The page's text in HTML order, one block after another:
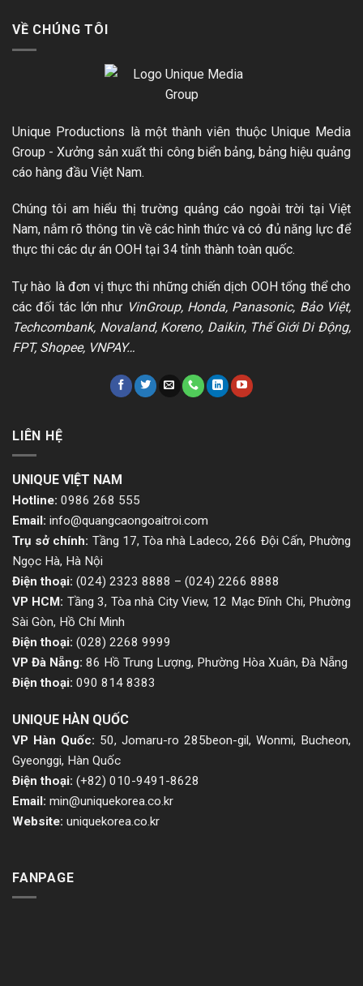
VỀ CHÚNG TÔI
Unique Productions là một thành viên thuộc Unique Media
Group - Xưởng sản xuất thi công biển bảng, bảng hiệu quảng
cáo hàng đầu Việt Nam.
Chúng tôi am hiểu thị trường quảng cáo ngoài trời tại Việt
Nam, nắm rõ thông tin về các hình thức và có đủ năng lực để
thực thi các dự án OOH tại 34 tỉnh thành toàn quốc.
Tự hào là đơn vị thực thi những chiến dịch OOH tổng thể cho
các đối tác lớn như VinGroup, Honda, Panasonic, Bảo Việt,
Techcombank, Novaland, Koreno, Daikin, Thế Giới Di Động,
FPT, Shopee, VNPAY…
LIÊN HỆ
UNIQUE VIỆT NAM
Hotline: 0986 268 555
Email: info@quangcaongoaitroi.com
Trụ sở chính: Tầng 17, Tòa nhà Ladeco, 266 Đội Cấn, Phường
Ngọc Hà, Hà Nội
Điện thoại: (024) 2323 8888 – (024) 2266 8888
VP HCM: Tầng 3, Tòa nhà City View, 12 Mạc Đĩnh Chi, Phường
Sài Gòn, Hồ Chí Minh
Điện thoại: (028) 2268 9999
VP Đà Nẵng: 86 Hồ Trung Lượng, Phường Hòa Xuân, Đà Nẵng
Điện thoại: 090 814 8383
UNIQUE HÀN QUỐC
VP Hàn Quốc: 50, Jomaru-ro 285beon-gil, Wonmi, Bucheon,
Gyeonggi, Hàn Quốc
Điện thoại: (+82) 010-9491-8628
Email: min@uniquekorea.co.kr
Website: uniquekorea.co.kr
FANPAGE